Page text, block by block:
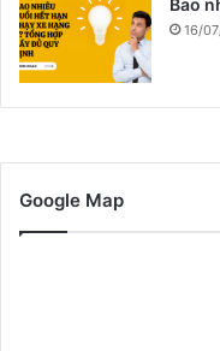
16/
Google Map